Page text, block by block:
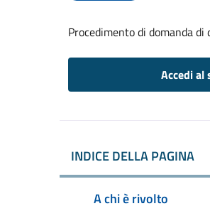
Procedimento di domanda
Accedi al
INDICE DELLA PAGINA
A chi è rivolto